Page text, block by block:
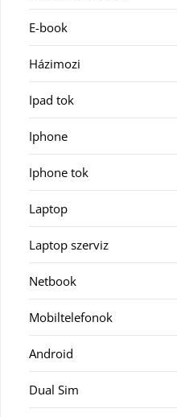
E-book
Házimozi
Ipad tok
Iphone
Iphone tok
Laptop
Laptop szerviz
Netbook
Mobiltelefonok
Android
Dual Sim